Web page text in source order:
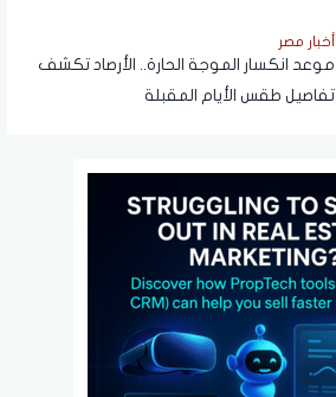
أخبار مصر
موعد انكسار الموجة الحارة.. الأرصاد تكشف
تفاصيل طقس الأيام المقبلة